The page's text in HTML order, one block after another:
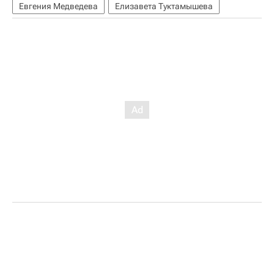
Евгения Медведева Елизавета Туктамышева